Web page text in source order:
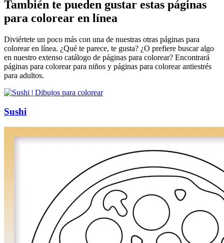
También te pueden gustar estas páginas
para colorear en línea
Diviértete un poco más con una de nuestras otras páginas para
colorear en línea. ¿Qué te parece, te gusta? ¿O prefiere buscar algo
en nuestro extenso catálogo de páginas para colorear? Encontrará
páginas para colorear para niños y páginas para colorear antiestrés
para adultos.
Sushi